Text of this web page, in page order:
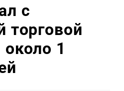
с
торговой
1